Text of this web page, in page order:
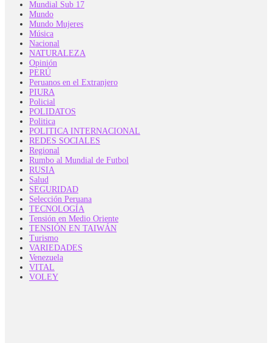
Mundial Sub 17
Mundo
Mundo Mujeres
Música
Nacional
NATURALEZA
Opinión
PERÚ
Peruanos en el Extranjero
PIURA
Policial
POLIDATOS
Politica
POLITICA INTERNACIONAL
REDES SOCIALES
Regional
Rumbo al Mundial de Futbol
RUSIA
Salud
SEGURIDAD
Selección Peruana
TECNOLOGÍA
Tensión en Medio Oriente
TENSIÓN EN TAIWÁN
Turismo
VARIEDADES
Venezuela
VITAL
VOLEY